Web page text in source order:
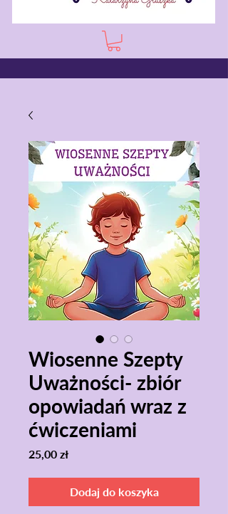
Wiosenne Szepty
Uważności- zbiór
opowiadań wraz z
ćwiczeniami
25,00 złCena
Dodaj do koszyka